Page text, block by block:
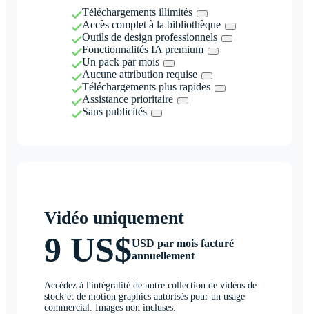
Téléchargements illimités
Accès complet à la bibliothèque
Outils de design professionnels
Fonctionnalités IA premium
Un pack par mois
Aucune attribution requise
Téléchargements plus rapides
Assistance prioritaire
Sans publicités
Vidéo uniquement
9 US$USD par mois facturé
annuellement
Accédez à l'intégralité de notre collection de vidéos de
stock et de motion graphics autorisés pour un usage
commercial. Images non incluses.